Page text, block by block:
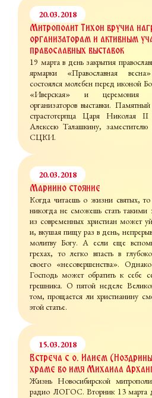
20.03.2018
Митрополит Тихон вручил
организаторам и активным
православных выставок
19 марта в день закрытия
ярмарки «Православная
состоялся молебен перед иконой
«Иверская» и церемония
организаторов выставки.
страстотерпца Царя Николая
Алексею Талашкину, заместителю
СЦКИ.
20.03.2018
Мариино стояние
Когда читаешь о жизни святых,
никогда не сможешь стать
из современных христиан может
и, вкушая пищу раз в день,
молитву Богу. А если еще
грехах, то легко впасть в
своего «несовершенства».
Господь может обратить к себе
грешника. О пятой неделе
том, прощается ли христианину
этой статье.
15.03.2018
Встреча с о. Илием
храме во имя Михаила
Жизнь Новосибирской
радио ЛОГОС. Вторник 13 марта